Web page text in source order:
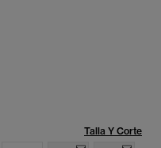
Talla Y Corte